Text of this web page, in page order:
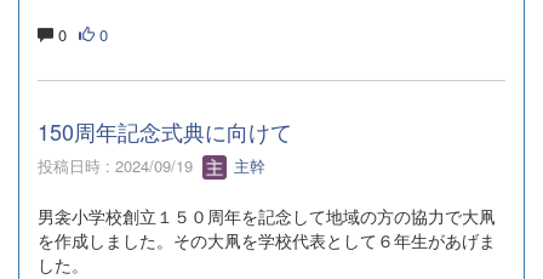
0 0
150周年記念式典に向けて
投稿日時 : 2024/09/19 主幹
男衾小学校創立１５０周年を記念して地域の方の協力で大凧
を作成しました。その大凧を学校代表として６年生があげま
した。